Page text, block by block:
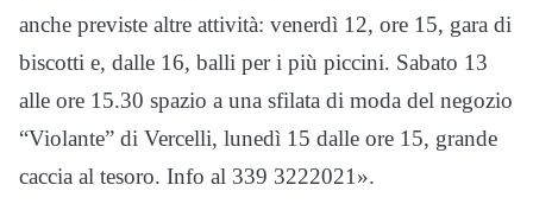
anche previste altre attività: venerdì 12, ore 15, gara di
biscotti e, dalle 16, balli per i più piccini. Sabato 13
alle ore 15.30 spazio a una sfilata di moda del negozio
“Violante” di Vercelli, lunedì 15 dalle ore 15, grande
caccia al tesoro. Info al 339 3222021».